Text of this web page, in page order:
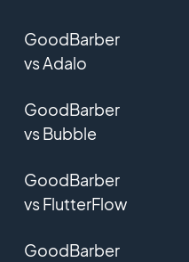
GoodBarber
vs Adalo
GoodBarber
vs Bubble
GoodBarber
vs FlutterFlow
GoodBarber